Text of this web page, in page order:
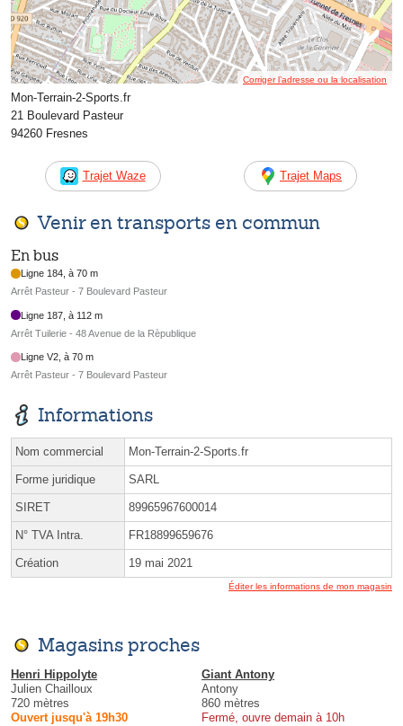
Corriger l’adresse ou la localisation
Mon-Terrain-2-Sports.fr
21 Boulevard Pasteur
94260 Fresnes
Trajet Waze Trajet Maps
Venir en transports en commun
En bus
Ligne 184, à 70 m
Arrêt Pasteur - 7 Boulevard Pasteur
Ligne 187, à 112 m
Arrêt Tuilerie - 48 Avenue de la Rèpublique
Ligne V2, à 70 m
Arrêt Pasteur - 7 Boulevard Pasteur
Informations
Nom commercial Mon-Terrain-2-Sports.fr
Forme juridique SARL
SIRET 89965967600014
N° TVA Intra. FR18899659676
Création 19 mai 2021
Éditer les informations de mon magasin
Magasins proches
Henri Hippolyte
Julien Chailloux
720 mètres
Ouvert jusqu'à 19h30
Giant Antony
Antony
860 mètres
Fermé, ouvre demain à 10h